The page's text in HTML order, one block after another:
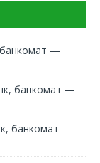
—
банкомат —
банкомат —